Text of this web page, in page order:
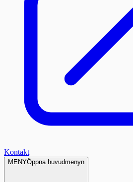
Kontakt
MENYÖppna huvudmenyn